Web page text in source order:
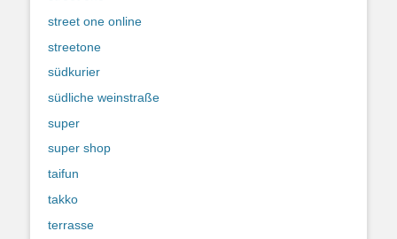
street one online
streetone
südkurier
südliche weinstraße
super
super shop
taifun
takko
terrasse